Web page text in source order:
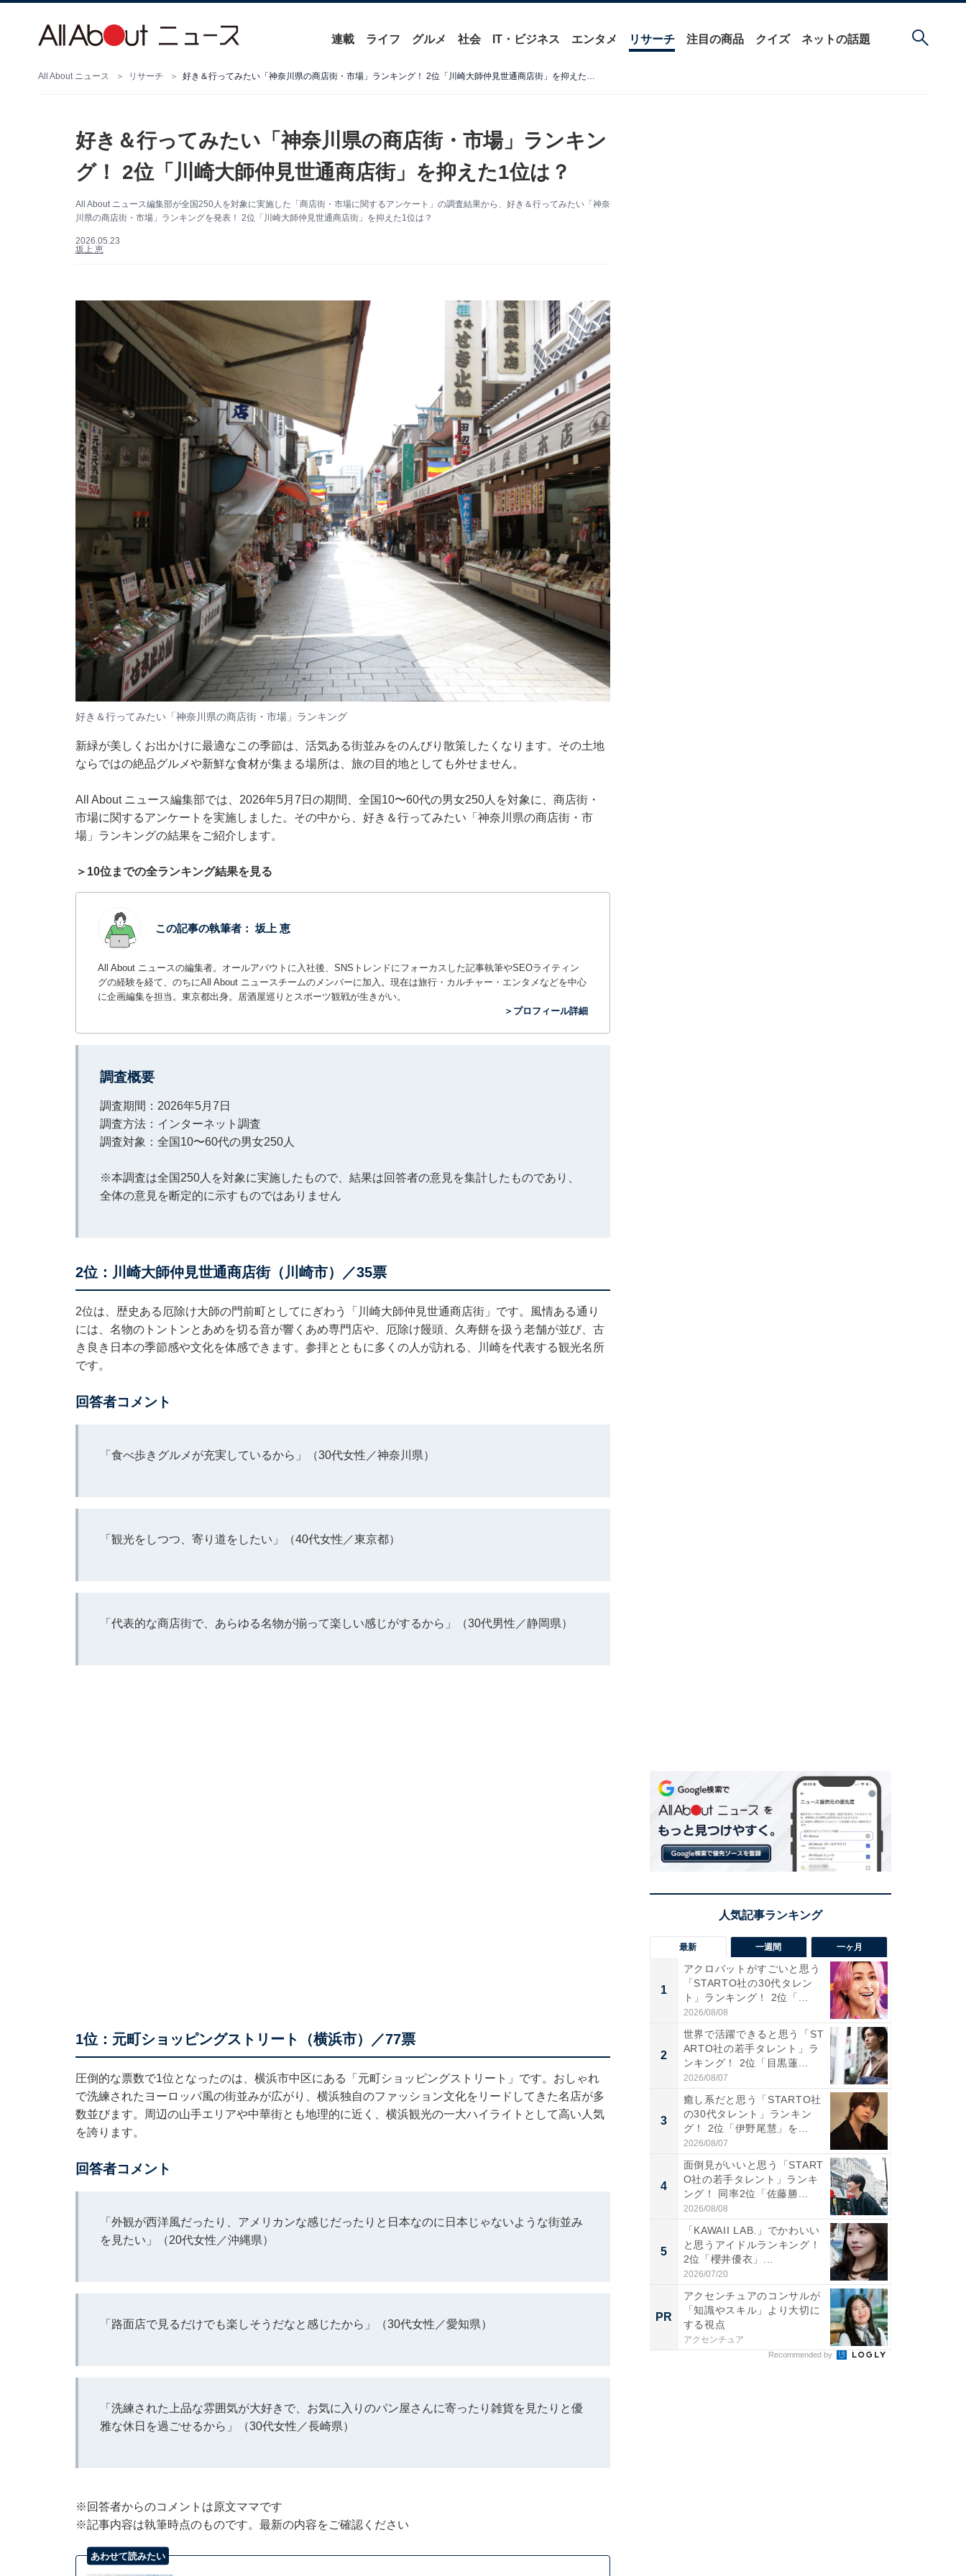
連載 ライフ グルメ 社会 IT・ビジネス エンタメ リサーチ 注目の商品 クイズ ネットの話題
All About ニュース リサーチ 好き＆行ってみたい「神奈川県の商店街・市場」ランキング！ 2位「川崎大師仲見世通商店街」を抑えた1位は？
好き＆行ってみたい「神奈川県の商店街・市場」ランキン
グ！ 2位「川崎大師仲見世通商店街」を抑えた1位は？
All About ニュース編集部が全国250人を対象に実施した「商店街・市場に関するアンケート」の調査結果から、好き＆行ってみたい「神奈
川県の商店街・市場」ランキングを発表！ 2位「川崎大師仲見世通商店街」を抑えた1位は？
2026.05.23
坂上 恵
好き＆行ってみたい「神奈川県の商店街・市場」ランキング
新緑が美しくお出かけに最適なこの季節は、活気ある街並みをのんびり散策したくなります。その土地
ならではの絶品グルメや新鮮な食材が集まる場所は、旅の目的地としても外せません。
All About ニュース編集部では、2026年5月7日の期間、全国10〜60代の男女250人を対象に、商店街・
市場に関するアンケートを実施しました。その中から、好き＆行ってみたい「神奈川県の商店街・市
場」ランキングの結果をご紹介します。
＞10位までの全ランキング結果を見る
この記事の執筆者： 坂上 恵
All About ニュースの編集者。オールアバウトに入社後、SNSトレンドにフォーカスした記事執筆やSEOライティン
グの経験を経て、のちにAll About ニュースチームのメンバーに加入。現在は旅行・カルチャー・エンタメなどを中心
に企画編集を担当。東京都出身。居酒屋巡りとスポーツ観戦が生きがい。
＞プロフィール詳細
調査概要
調査期間：2026年5月7日
調査方法：インターネット調査
調査対象：全国10〜60代の男女250人
※本調査は全国250人を対象に実施したもので、結果は回答者の意見を集計したものであり、
全体の意見を断定的に示すものではありません
2位：川崎大師仲見世通商店街（川崎市）／35票
2位は、歴史ある厄除け大師の門前町としてにぎわう「川崎大師仲見世通商店街」です。風情ある通り
には、名物のトントンとあめを切る音が響くあめ専門店や、厄除け饅頭、久寿餅を扱う老舗が並び、古
き良き日本の季節感や文化を体感できます。参拝とともに多くの人が訪れる、川崎を代表する観光名所
です。
回答者コメント
「食べ歩きグルメが充実しているから」（30代女性／神奈川県）
「観光をしつつ、寄り道をしたい」（40代女性／東京都）
「代表的な商店街で、あらゆる名物が揃って楽しい感じがするから」（30代男性／静岡県）
1位：元町ショッピングストリート（横浜市）／77票
圧倒的な票数で1位となったのは、横浜市中区にある「元町ショッピングストリート」です。おしゃれ
で洗練されたヨーロッパ風の街並みが広がり、横浜独自のファッション文化をリードしてきた名店が多
数並びます。周辺の山手エリアや中華街とも地理的に近く、横浜観光の一大ハイライトとして高い人気
を誇ります。
回答者コメント
「外観が西洋風だったり、アメリカンな感じだったりと日本なのに日本じゃないような街並み
を見たい」（20代女性／沖縄県）
「路面店で見るだけでも楽しそうだなと感じたから」（30代女性／愛知県）
「洗練された上品な雰囲気が大好きで、お気に入りのパン屋さんに寄ったり雑貨を見たりと優
雅な休日を過ごせるから」（30代女性／長崎県）
※回答者からのコメントは原文ママです
※記事内容は執筆時点のものです。最新の内容をご確認ください
あわせて読みたい
最新 一週間 一ヶ月
1
アクロバットがすごいと思う
「STARTO社の30代タレン
ト」ランキング！ 2位「...
2026/08/08
2
世界で活躍できると思う「ST
ARTO社の若手タレント」ラ
ンキング！ 2位「目黒蓮...
2026/08/07
3
癒し系だと思う「STARTO社
の30代タレント」ランキン
グ！ 2位「伊野尾慧」を...
2026/08/07
4
面倒見がいいと思う「START
O社の若手タレント」ランキ
ング！ 同率2位「佐藤勝...
2026/08/08
5
「KAWAII LAB.」でかわいい
と思うアイドルランキング！
2位「櫻井優衣」...
2026/07/20
PR
アクセンチュアのコンサルが
「知識やスキル」より大切に
する視点
アクセンチュア
Recommended by